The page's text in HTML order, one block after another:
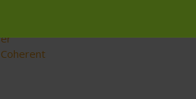
más innovadora